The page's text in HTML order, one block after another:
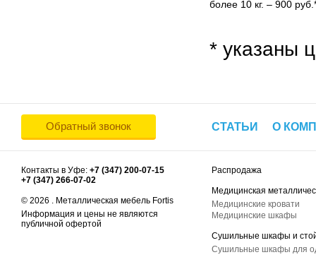
более 10 кг. – 900
* указаны
Обратный звонок СТАТЬИ О
Контакты в Уфе: +7 (347) 200-07-15
+7 (347) 266-07-02
© 2026 . Металлическая мебель Fortis
Информация и цены не являются
публичной офертой
Распродажа
Медицинская
Медицинские кровати
Медицинские шкафы
Сушильные шкафы и
Сушильные шкафы для